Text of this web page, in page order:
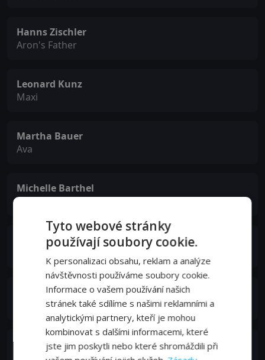
Hanns Zischler
Aron's Father
Leonard Kunz
Maxi
Martha Bauer
Ava
Michelle Barthel
Luisa
Andrea Sihler
Psychologist
Claudia Helene Hinterecker
Aron's Sister
David Baalcke
Police Detective Koppermann
Tyto webové stránky
používají soubory cookie.
K personalizaci obsahu, reklam a analýze
návštěvnosti používáme soubory cookie.
Informace o vašem používání našich
stránek také sdílíme s našimi reklamními a
analytickými partnery, kteří je mohou
kombinovat s dalšími informacemi, které
jste jim poskytli nebo které shromáždili při